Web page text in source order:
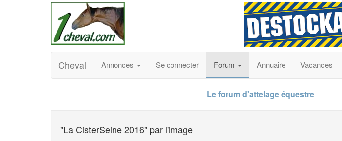
Cheval Annonces Se connecter Forum Annuaire Vacances
Le forum d'attelage équestre
"La CisterSeine 2016" par l'image